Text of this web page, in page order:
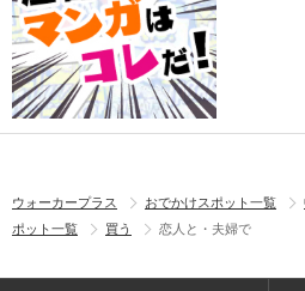
ウォーカープラス おでかけスポット一覧
ポット一覧
買う 恋人と・夫婦で